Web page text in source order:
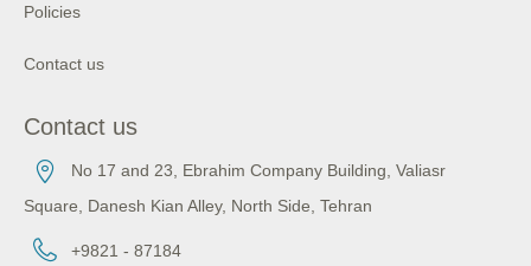
Policies
Contact us
Contact us
No 17 and 23, Ebrahim Company Building, Valiasr
Square, Danesh Kian Alley, North Side, Tehran
+9821 - 87184